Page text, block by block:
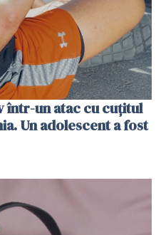
într-un atac cu cuțitul
Un adolescent a fost